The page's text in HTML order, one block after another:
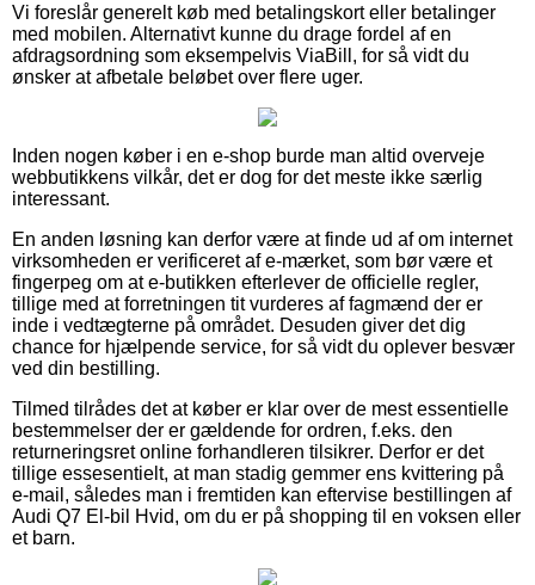
Vi foreslår generelt køb med betalingskort eller betalinger
med mobilen. Alternativt kunne du drage fordel af en
afdragsordning som eksempelvis ViaBill, for så vidt du
ønsker at afbetale beløbet over flere uger.
Inden nogen køber i en e-shop burde man altid overveje
webbutikkens vilkår, det er dog for det meste ikke særlig
interessant.
En anden løsning kan derfor være at finde ud af om internet
virksomheden er verificeret af e-mærket, som bør være et
fingerpeg om at e-butikken efterlever de officielle regler,
tillige med at forretningen tit vurderes af fagmænd der er
inde i vedtægterne på området. Desuden giver det dig
chance for hjælpende service, for så vidt du oplever besvær
ved din bestilling.
Tilmed tilrådes det at køber er klar over de mest essentielle
bestemmelser der er gældende for ordren, f.eks. den
returneringsret online forhandleren tilsikrer. Derfor er det
tillige essesentielt, at man stadig gemmer ens kvittering på
e-mail, således man i fremtiden kan eftervise bestillingen af
Audi Q7 El-bil Hvid, om du er på shopping til en voksen eller
et barn.